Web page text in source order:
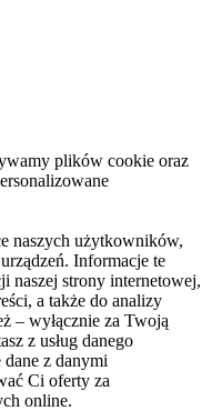
plików cookie oraz
naszych użytkowników,
Informacje te
naszej strony internetowej,
a także do analizy
– wyłącznie za Twoją
z usług danego
z danymi
Ci oferty za
online.